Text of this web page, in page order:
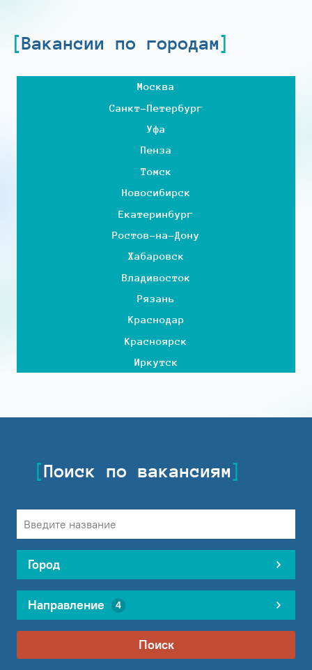
Вакансии по городам
Москва
Санкт-Петербург
Уфа
Пенза
Томск
Новосибирск
Екатеринбург
Ростов-на-Дону
Хабаровск
Владивосток
Рязань
Краснодар
Красноярск
Иркутск
Поиск по вакансиям
Город
Направление 4
Поиск